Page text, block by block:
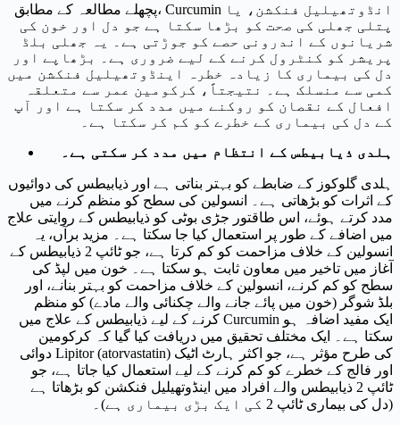
پچھلے مطالعہ کے مطابق، Curcumin انڈوتھیلیل فنکشن، یا
پتلی جھلی کی صحت کو بڑھا سکتا ہے جو دل اور خون کی
شریانوں کے اندرونی حصے کو جوڑتی ہے۔ یہ جھلی بلڈ
پریشر کو کنٹرول کرنے کے لیے ضروری ہے۔ بڑھاپے اور
دل کی بیماری کا زیادہ خطرہ اینڈوتھیلیل فنکشن میں
کمی سے منسلک ہے۔ نتیجتاً، کرکومین عمر سے متعلقہ
افعال کے نقصان کو روکنے میں مدد کر سکتا ہے اور آپ
کے دل کی بیماری کے خطرے کو کم کر سکتا ہے۔
ہلدی ذیابیطس کے انتظام میں مدد کر سکتی ہے۔
ہلدی گلوکوز کے ضابطے کو بہتر بناتی ہے اور ذیابیطس کی دوائیوں
کے اثرات کو بڑھاتی ہے۔ انسولین کی سطح کو منظم کرنے میں
مدد کرتے ہوئے، اس طاقتور جڑی بوٹی کو ذیابیطس کے روایتی علاج
میں اضافے کے طور پر استعمال کیا جا سکتا ہے۔ مزید برآں، یہ
انسولین کے خلاف مزاحمت کو کم کرتا ہے، جو ٹائپ 2 ذیابیطس کے
آغاز میں تاخیر میں معاون ثابت ہو سکتا ہے۔ خون میں لپڈ کی
سطح کو کم کرنے، انسولین کے خلاف مزاحمت کو بہتر بنانے، اور
بلڈ شوگر (خون میں پائے جانے والے چکنائی والے مادے) کو منظم
کرنے کے لیے ذیابیطس کے علاج میں Curcumin ایک مفید اضافہ ہو
سکتا ہے۔ ایک مختلف تحقیق میں دریافت کیا گیا کہ کرکومین
دوائی Lipitor (atorvastatin) کی طرح مؤثر ہے، جو اکثر ہارٹ اٹیک
اور فالج کے خطرے کو کم کرنے کے لیے استعمال کیا جاتا ہے، جو
ٹائپ 2 ذیابیطس والے افراد میں اینڈوتھیلیل فنکشن کو بڑھاتا ہے
(دل کی بیماری ٹائپ 2 کی ایک بڑی بیماری ہے)۔